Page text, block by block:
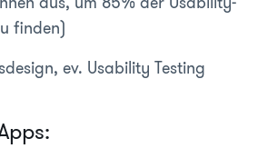
finden)
ev. Usability Testing